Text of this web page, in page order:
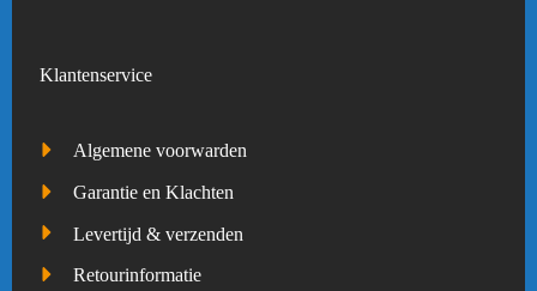
Klantenservice
Algemene voorwarden
Garantie en Klachten
Levertijd & verzenden
Retourinformatie